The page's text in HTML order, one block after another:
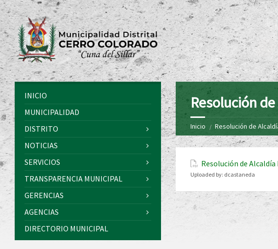
Resolución
Inicio Resolución de
Resolución de Alcaldía
Uploaded by: dcastaneda
INICIO
MUNICIPALIDAD
DISTRITO
NOTICIAS
SERVICIOS
TRANSPARENCIA MUNICIPAL
GERENCIAS
AGENCIAS
DIRECTORIO MUNICIPAL